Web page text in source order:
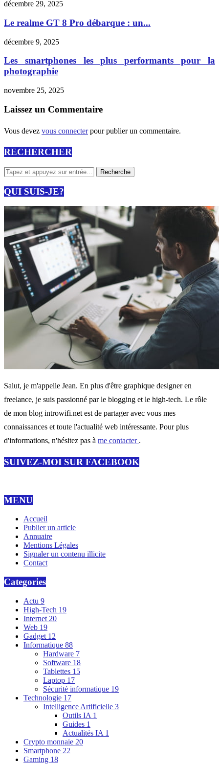
décembre 29, 2025
Le realme GT 8 Pro débarque : un...
décembre 9, 2025
Les smartphones les plus performants pour la
photographie
novembre 25, 2025
Laissez un Commentaire
Vous devez vous connecterpour publier un commentaire.
RECHERCHER
QUI SUIS-JE?
Salut, je m'appelle Jean. En plus d'être graphique designer en
freelance, je suis passionné par le blogging et le high-tech. Le rôle
de mon blog introwifi.net est de partager avec vous mes
connaissances et toute l'actualité web intéressante. Pour plus
d'informations, n'hésitez pas à me contacter .
SUIVEZ-MOI SUR FACEBOOK
MENU
Accueil
Publier un article
Annuaire
Mentions Légales
Signaler un contenu illicite
Contact
Categories
Actu 9
High-Tech 19
Internet 20
Web 19
Gadget 12
Informatique 88
Hardware 7
Software 18
Tablettes 15
Laptop 17
Sécurité informatique 19
Technologie 17
Intelligence Artificielle 3
Outils IA 1
Guides 1
Actualités IA 1
Crypto monnaie 20
Smartphone 22
Gaming 18